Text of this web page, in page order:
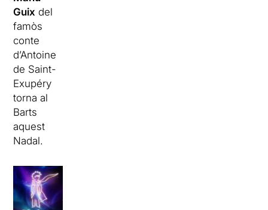
Guix del
famòs
conte
d’Antoine
de Saint-
Exupéry
torna al
Barts
aquest
Nadal.